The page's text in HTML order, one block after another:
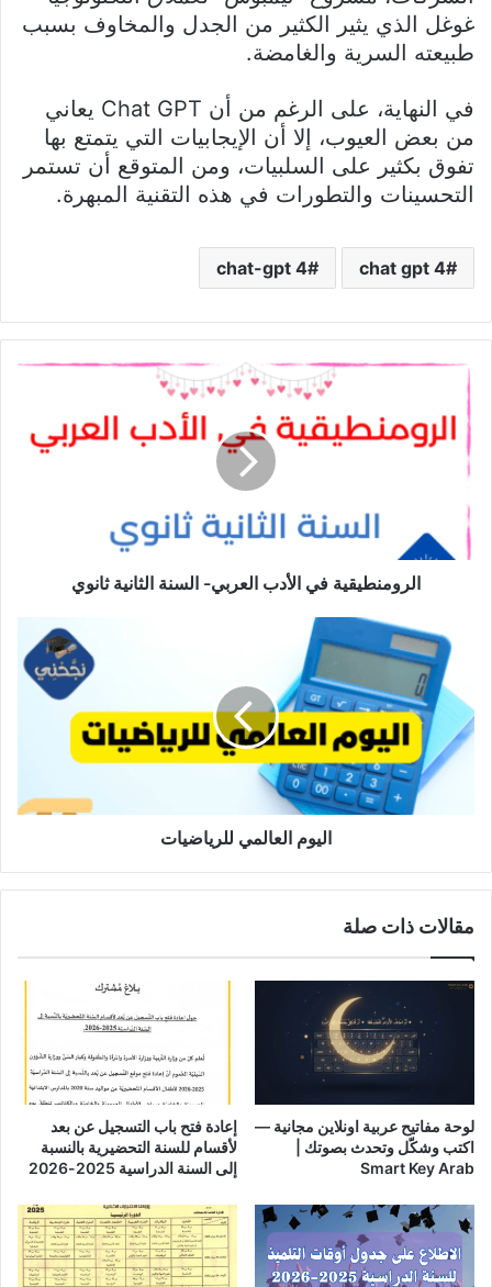
غوغل الذي يثير الكثير من الجدل والمخاوف بسبب
طبيعته السرية والغامضة.
في النهاية، على الرغم من أن Chat GPT يعاني
من بعض العيوب، إلا أن الإيجابيات التي يتمتع بها
تفوق بكثير على السلبيات، ومن المتوقع أن تستمر
التحسينات والتطورات في هذه التقنية المبهرة.
chat gpt 4
chat-gpt 4
الرومنطيقية
في
الأدب
العربي-
السنة
ثانوي
الرومنطيقية في الأدب العربي- السنة الثانية ثانوي
العالمي
للرياضيات
اليوم العالمي للرياضيات
مقالات ذات صلة
لوحة مفاتيح عربية اونلاين مجانية —
اكتب وشكّل وتحدث بصوتك |
Smart Key Arab
إعادة فتح باب التسجيل عن بعد
لأقسام للسنة التحضيرية بالنسبة
إلى السنة الدراسية 2025-2026